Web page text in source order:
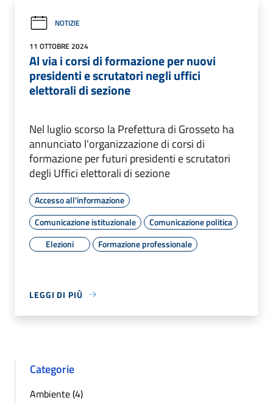
NOTIZIE
11 OTTOBRE 2024
Al via i corsi di formazione per nuovi
presidenti e scrutatori negli uffici
elettorali di sezione
Nel luglio scorso la Prefettura di Grosseto ha
annunciato l'organizzazione di corsi di
formazione per futuri presidenti e scrutatori
degli Uffici elettorali di sezione
Accesso all'informazione
Comunicazione istituzionale
Comunicazione politica
Elezioni
Formazione professionale
LEGGI DI PIÙ
Categorie
Ambiente (4)